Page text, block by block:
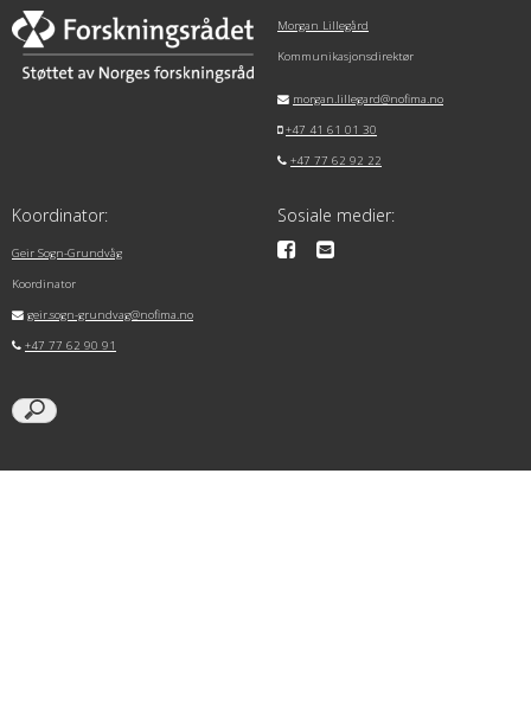
Morgan Lillegård
Kommunikasjonsdirektør
morgan.lillegard@nofima.no
+47 41 61 01 30
+47 77 62 92 22
Koordinator:
Geir Sogn-Grundvåg
Koordinator
geir.sogn-grundvag@nofima.no
+47 77 62 90 91
Sosiale medier: